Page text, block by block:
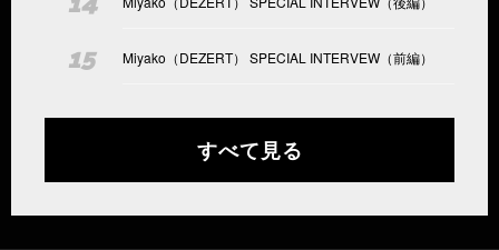
Miyako（DEZERT） SPECIAL INTERVEW（前編）
すべて見る